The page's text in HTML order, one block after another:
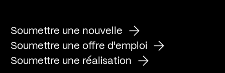
Soumettre une nouvelle
Soumettre une offre d'emploi
Soumettre une réalisation